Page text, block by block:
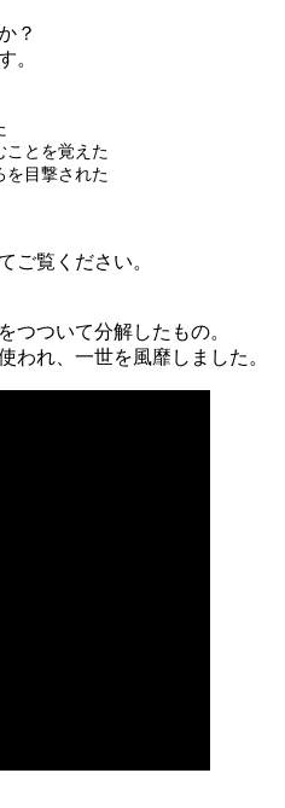
？
。
ことを覚えた
を目撃された
ご覧ください。
つついて分解したもの。
われ、一世を風靡しました。